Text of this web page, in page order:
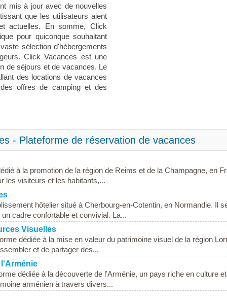
mis à jour avec de nouvelles
que les utilisateurs aient
actuelles. En somme, Click
pour quiconque souhaitant
sélection d'hébergements
Click Vacances est une
de séjours et de vacances. Le
des locations de vacances
offres de camping et des
- Plateforme de réservation de vacances
à la promotion de la région de Reims et de la Champagne, en
les visiteurs et les habitants,...
hôtelier situé à Cherbourg-en-Cotentin, en Normandie. Il
cadre confortable et convivial. La...
Visuelles
dédiée à la mise en valeur du patrimoine visuel de la région
et de partager des...
dédiée à la découverte de l'Arménie, un pays riche en culture
arménien à travers divers...